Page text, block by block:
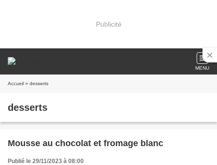
Publicité
MENU
Accueil » desserts
desserts
Mousse au chocolat et fromage blanc
Publié le 29/11/2023 à 08:00